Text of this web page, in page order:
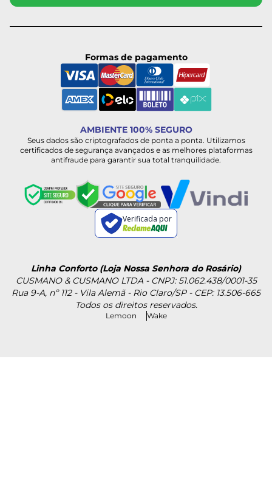
Formas de pagamento
AMBIENTE 100% SEGURO
Seus dados são criptografados de ponta a ponta. Utilizamos
certificados de segurança avançados e as melhores plataformas
antifraude para garantir sua total tranquilidade.
Verificada por
Linha Conforto (Loja Nossa Senhora do Rosário)
CUSMANO & CUSMANO LTDA - CNPJ: 51.062.438/0001-35
Rua 9-A, nº 112 - Vila Alemã - Rio Claro/SP - CEP: 13.506-665
Todos os direitos reservados.
Lemoon Wake